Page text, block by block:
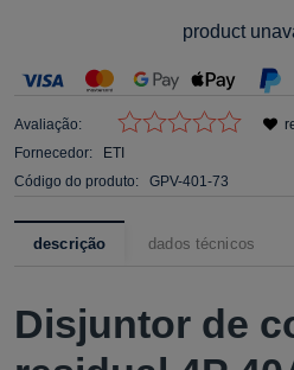
product
Avaliação:
Fornecedor:
ETI
Código do produto:
GPV-401-73
descrição dados técnicos
Disjuntor de